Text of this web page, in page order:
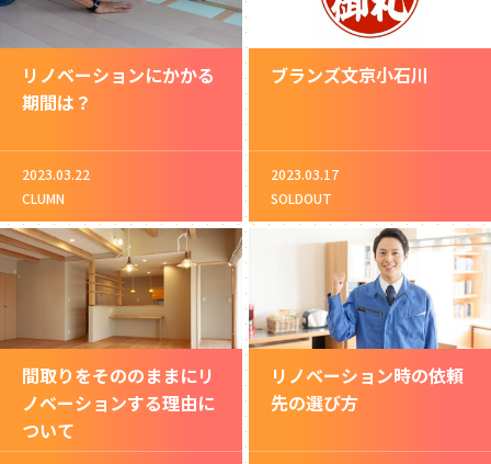
リノベーションにかかる
期間は？
2023.03.22
CLUMN
ブランズ文京小石川
2023.03.17
SOLDOUT
間取りをそののままにリ
ノベーションする理由に
ついて
リノベーション時の依頼
先の選び方